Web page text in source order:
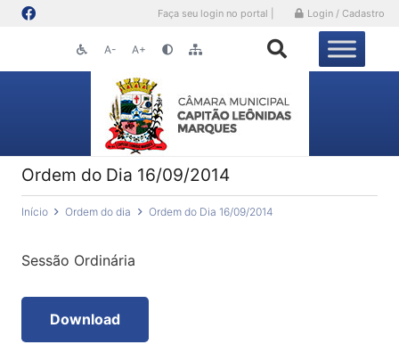
Faça seu login no portal | Login / Cadastro
A- A+
Ordem do Dia 16/09/2014
Início Ordem do dia Ordem do Dia 16/09/2014
Sessão Ordinária
Download